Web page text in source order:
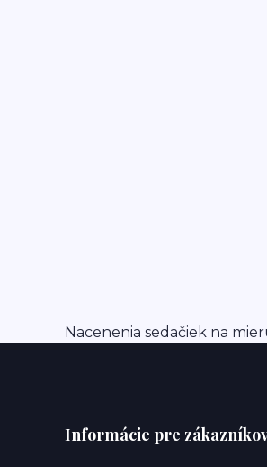
Nacenenia sedačiek na
Informácie pre